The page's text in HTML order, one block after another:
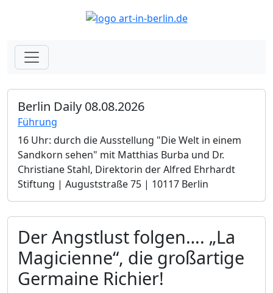
Berlin Daily 08.08.2026
Führung
16 Uhr: durch die Ausstellung "Die Welt in einem
Sandkorn sehen" mit Matthias Burba und Dr.
Christiane Stahl, Direktorin der Alfred Ehrhardt
Stiftung | Auguststraße 75 | 10117 Berlin
Der Angstlust folgen…. „La
Magicienne“, die großartige
Germaine Richier!